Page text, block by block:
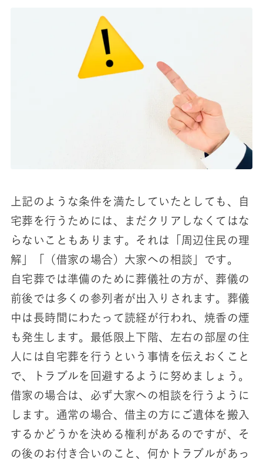
上記のような条件を満たしていたとしても、自
宅葬を行うためには、まだクリアしなくてはな
らないこともあります。それは「周辺住民の理
解」「（借家の場合）大家への相談」です。
自宅葬では準備のために葬儀社の方が、葬儀の
前後では多くの参列者が出入りされます。葬儀
中は長時間にわたって読経が行われ、焼香の煙
も発生します。最低限上下階、左右の部屋の住
人には自宅葬を行うという事情を伝えおくこと
で、トラブルを回避するように努めましょう。
借家の場合は、必ず大家への相談を行うように
します。通常の場合、借主の方にご遺体を搬入
するかどうかを決める権利があるのですが、そ
の後のお付き合いのこと、何かトラブルがあっ